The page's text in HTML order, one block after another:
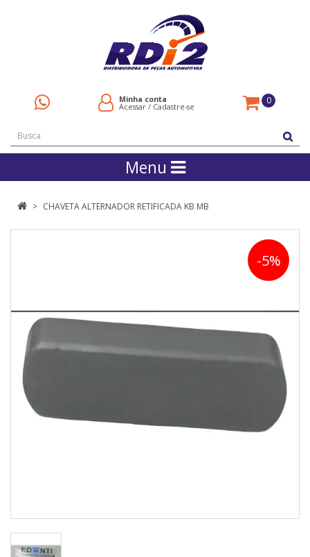
Minha conta
Acessar / Cadastre-se
0
Menu
CHAVETA ALTERNADOR RETIFICADA KB MB
-5%